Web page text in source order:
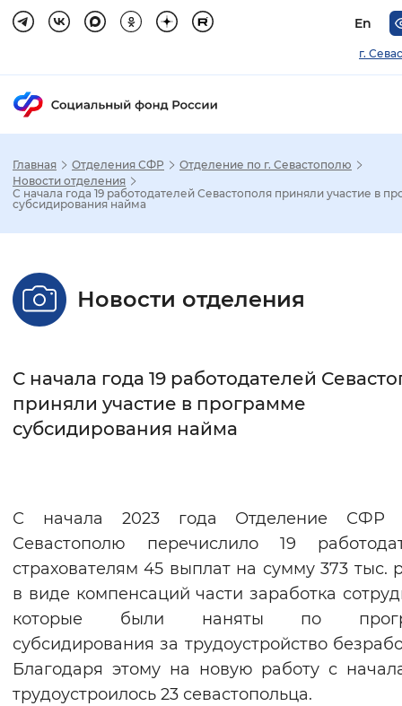
En
г.
Стандартный Увеличенный
Без засечек С засечками
Интервал между буквами
Цвет сайта
Монохромный Инверсивный
Синий фон
Изображения
Включены Выключены
Главная Отделения СФР
Отделение по г. Севастополю
Новости отделения
С начала года 19 работодателей Севастополя приняли участие в
субсидирования найма
Новости отделения
С начала года 19 работодателей
приняли участие в программе
субсидирования найма
С начала 2023 года Отделение СФР
Севастополю перечислило 19
страхователям 45 выплат на сумму 373 тыс.
в виде компенсаций части заработка
которые были наняты по
субсидирования за трудоустройство
Благодаря этому на новую работу с
трудоустроилось 23 севастопольца.